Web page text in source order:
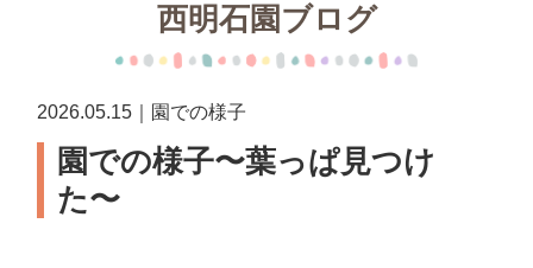
西明石園ブログ
2026.05.15｜園での様子
園での様子〜葉っぱ見つけ
た〜